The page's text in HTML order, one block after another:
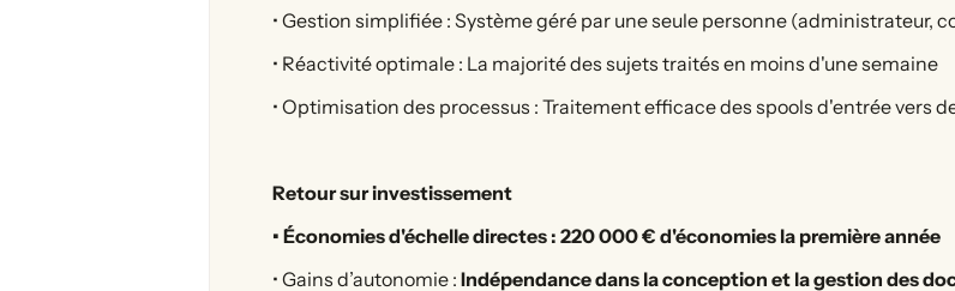
• Gestion simplifiée : Système géré par une seule personne (administrateur,
• Réactivité optimale : La majorité des sujets traités en moins d'une semaine
• Optimisation des processus : Traitement efficace des spools d'entrée vers
Retour sur investissement
• Économies d'échelle directes : 220 000 € d'économies la première année
• Gains d’autonomie : Indépendance dans la conception et la gestion des